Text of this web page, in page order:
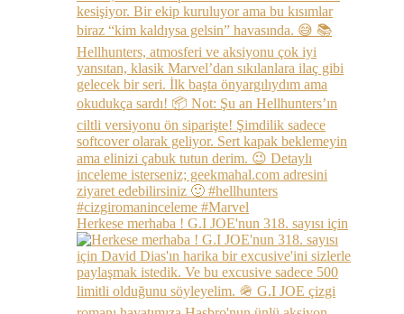
Herkese merhaba ! G.I JOE'nun 318. sayısı için